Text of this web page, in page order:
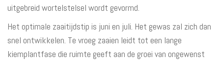
uitgebreid wortelstelsel wordt gevormd.
Het optimale zaaitijdstip is juni en juli. Het gewas zal zich dan
snel ontwikkelen. Te vroeg zaaien leidt tot een lange
kiemplantfase die ruimte geeft aan de groei van ongewenst